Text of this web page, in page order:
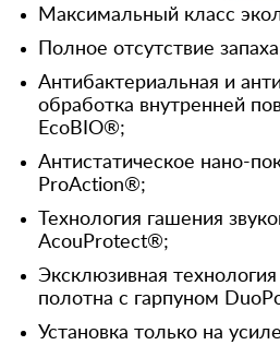
Максимальный класс
Полное отсутствие
Антибактериальная и
обработка внутренней
EcoBIO®;
Антистатическое нано-
ProAction®;
Технология гашения
AcouProtect®;
Эксклюзивная
полотна с гарпуном
Установка только на